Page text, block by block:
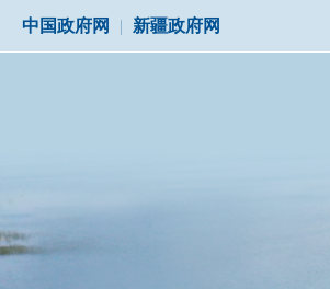
中国政府网 | 新疆政府网